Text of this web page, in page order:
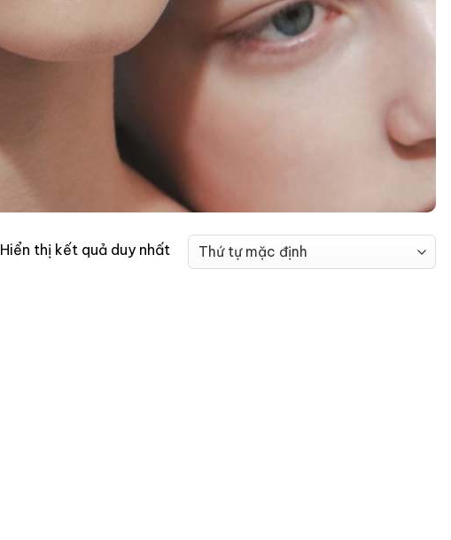
Hiển thị kết quả duy nhất